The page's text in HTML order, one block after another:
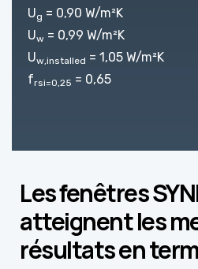
Ug = 0,90 W/m²K
Uw = 0,99 W/m²K
Uw,installed = 1,05 W/m²K
frsi=0,25 = 0,65
Les fenêtres
atteignent les
résultats en